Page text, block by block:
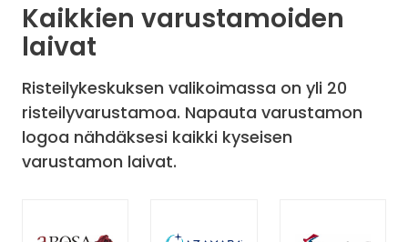
Kaikkien varustamoiden
laivat
Risteilykeskuksen valikoimassa on yli 20
risteilyvarustamoa. Napauta varustamon
logoa nähdäksesi kaikki kyseisen
varustamon laivat.